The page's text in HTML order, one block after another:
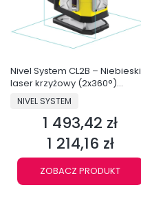
Nivel System CL2B – Niebieski
laser krzyżowy (2x360°)
Bluetooth
PRODUCENT
NIVEL SYSTEM
Cena
1 493,42 zł
Cena
1 214,16 zł
ZOBACZ PRODUKT